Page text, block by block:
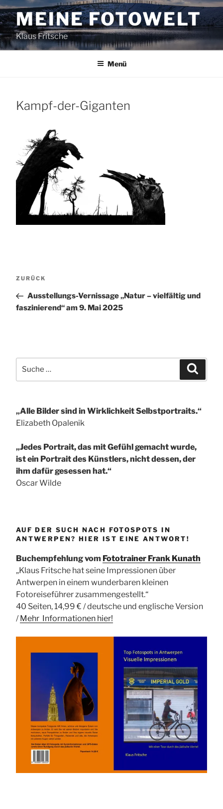
Zum
Inhalt
springenMEINE FOTOWELT
Klaus Fritsche
Menü
Kampf-der-Giganten
Vorheriger
ZURÜCK
Ausstellungs-Vernissage „Natur – vielfältig und
faszinierend“ am 9. Mai 2025
nach:
„Alle Bilder sind in Wirklichkeit Selbstportraits.“
Elizabeth Opalenik
„Jedes Portrait, das mit Gefühl gemacht wurde,
ist ein Portrait des Künstlers, nicht dessen, der
ihm dafür gesessen hat.“
Oscar Wilde
AUF DER SUCH NACH FOTOSPOTS IN
ANTWERPEN? HIER IST EINE ANTWORT!
Buchempfehlung vom Fototrainer Frank Kunath
„Klaus Fritsche hat seine Impressionen über
Antwerpen in einem wunderbaren kleinen
Fotoreiseführer zusammengestellt.“
40 Seiten, 14,99 € / deutsche und englische Version
/ Mehr Informationen hier!